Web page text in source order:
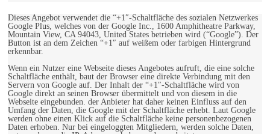
Dieses Angebot verwendet die “+1″-Schaltfläche des sozialen Netzwerkes
Google Plus, welches von der Google Inc., 1600 Amphitheatre Parkway,
Mountain View, CA 94043, United States betrieben wird (“Google”). Der
Button ist an dem Zeichen “+1″ auf weißem oder farbigen Hintergrund
erkennbar.
Wenn ein Nutzer eine Webseite dieses Angebotes aufruft, die eine solche
Schaltfläche enthält, baut der Browser eine direkte Verbindung mit den
Servern von Google auf. Der Inhalt der “+1″-Schaltfläche wird von
Google direkt an seinen Browser übermittelt und von diesem in die
Webseite eingebunden. der Anbieter hat daher keinen Einfluss auf den
Umfang der Daten, die Google mit der Schaltfläche erhebt. Laut Google
werden ohne einen Klick auf die Schaltfläche keine personenbezogenen
Daten erhoben. Nur bei eingeloggten Mitgliedern, werden solche Daten,